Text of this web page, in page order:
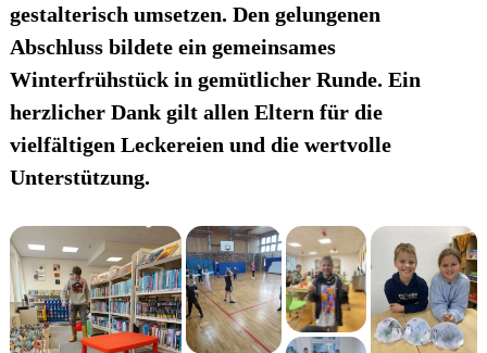
gestalterisch umsetzen. Den gelungenen
Abschluss bildete ein gemeinsames
Winterfrühstück in gemütlicher Runde. Ein
herzlicher Dank gilt allen Eltern für die
vielfältigen Leckereien und die wertvolle
Unterstützung.